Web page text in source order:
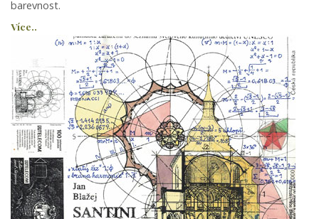
barevnost.
Více..